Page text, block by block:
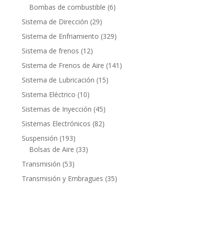
productos
Bombas de combustible 66
Sistema de Dirección 2929
productos
Sistema de Enfriamiento 329329
Sistema de frenos 1212
productos
Sistema de Frenos de Aire 141 141
Sistema de Lubricación 1515
Sistema Eléctrico 1010
productos
Sistemas de Inyección 4545
productos
Sistemas Electrónicos 8282
Suspensión 193193
productos
Bolsas de Aire 3333
Transmisión 5353
productos
Transmisión y Embragues 3535